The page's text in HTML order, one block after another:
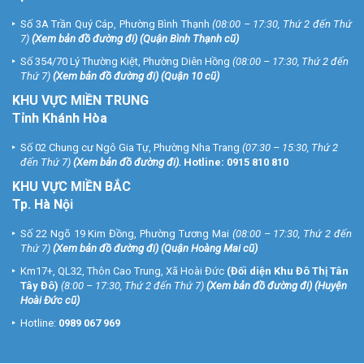
hành).
* Khách hàng cần lưu ý sản phẩm khi lắp đặt
hệ thống camera
Hiện nay trên thị trường có rất nhiều gói camera giá rẻ không ghi rõ
model hãng sản xuất chất lượng không đảm bảo. Khách hàng
không nên mua những sản phẩm đó vì không kiểm tra được chất
lượng sản phẩm mình mua.
Quý khách hàng có nhu cầu
lòng liên hệ ngay với chúng tôi qua Tổng đài miễn phí 1900 9259 để
THÔNG TIN LIÊN HỆ ĐĂNG KÝ GÓI LẮP ĐẶT:
Hệ thống chi nhánh trên toàn quốc:
VUHOANGTELECOM chi nhánh 1
Số 3A Trần Quý Cáp, P.12, Q. Bình Thạnh, Tp.Hồ Chí Minh
Số 3A Trần Quý Cáp, Phường Bình Thạnh (08:00 – 17:30, Thứ 2 đến Thứ
7) (Xem bản đồ đường đi) (Quận Bình Thạnh cũ)
Số 354/70 Lý Thường Kiệt, Phường Diên Hồng (08:00 – 17:30, Thứ 2 đến
Thứ 7) (Xem bản đồ đường đi) (Quận 10 cũ)
KHU VỰC MIỀN TRUNG
Tỉnh Khánh Hòa
Số 02 Chung cư Ngô Gia Tự, Phường Nha Trang (07:30 – 15:30, Thứ 2
đến Thứ 7) (Xem bản đồ đường đi). Hotline: 0915 810 810
KHU VỰC MIỀN BẮC
Tp. Hà Nội
Số 22 Ngõ 19 Kim Đồng, Phường Tương Mai (08:00 – 17:30, Thứ 2 đến
Thứ 7) (Xem bản đồ đường đi) (Quận Hoàng Mai cũ)
Km17+, QL32, Thôn Cao Trung, Xã Hoài Đức (Đối diện Khu Đô Thị Tân
Tây Đô) (8:00 – 17:30, Thứ 2 đến Thứ 7) (Xem bản đồ đường đi) (Huyện
Hoài Đức cũ)
Hotline: 0989 067 969